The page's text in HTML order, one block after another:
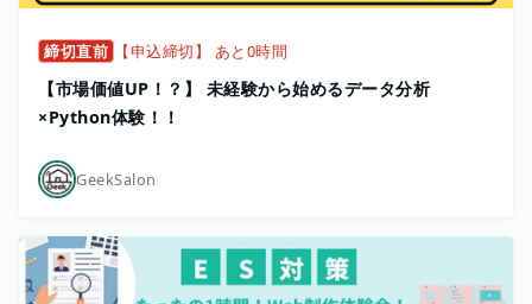
締切直前 【申込締切】 あと0時間
【市場価値UP！？】 未経験から始めるデータ分析
×Python体験！！
GeekSalon